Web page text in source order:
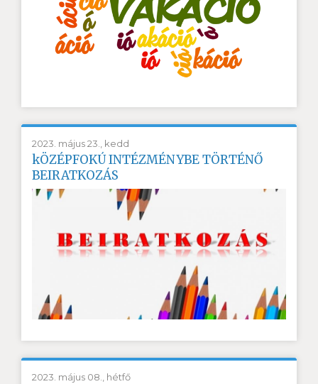
2023. május 23., kedd
kÖZÉPFOKÚ INTÉZMÉNYBE TÖRTÉNŐ
BEIRATKOZÁS
2023. május 08., hétfő